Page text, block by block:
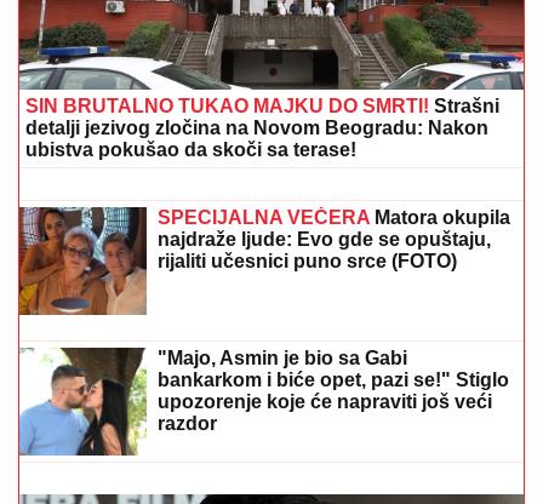
NINA BADRIĆ SE SLIKA U KUPAĆEM NA STENAMA
Napunila 54 godine i mami poglede na čuvenom
ostrvu (FOTO)
OPSADNO STANJE U CRNOJ GORI
Policija pretresa više lokacija: Traži se
lice sa Interpolove poternice!
SIGURNIJE PREKO ŠINA UZ RAMPE I
KAMERE:Nakon prijave građana,
pružni prelaz u Železniku ponovo